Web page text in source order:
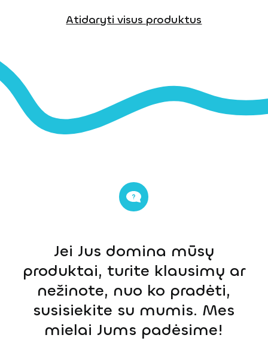
Atidaryti visus produktus
Jei Jus domina mūsų
produktai, turite klausimų ar
nežinote, nuo ko pradėti,
susisiekite su mumis. Mes
mielai Jums padėsime!